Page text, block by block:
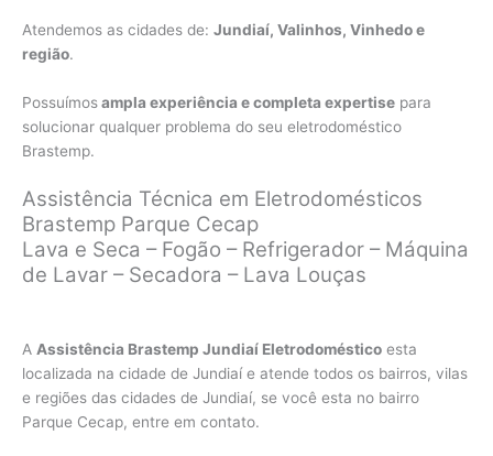
Atendemos as cidades de: Jundiaí, Valinhos, Vinhedo e
região.
Possuímosampla experiência e completa expertise para
solucionar qualquer problema do seu eletrodoméstico
Brastemp.
Assistência Técnica em Eletrodomésticos
Brastemp Parque Cecap
Lava e Seca – Fogão – Refrigerador – Máquina
de Lavar – Secadora – Lava Louças
A Assistência Brastemp Jundiaí Eletrodoméstico esta
localizada na cidade de Jundiaí e atende todos os bairros, vilas
e regiões das cidades de Jundiaí, se você esta no bairro
Parque Cecap, entre em contato.